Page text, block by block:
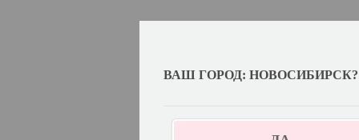
ВАШ ГОРОД: НОВОСИБИРСК?